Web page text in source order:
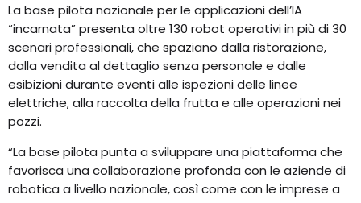
La base pilota nazionale per le applicazioni dell’IA
“incarnata” presenta oltre 130 robot operativi in più di 30
scenari professionali, che spaziano dalla ristorazione,
dalla vendita al dettaglio senza personale e dalle
esibizioni durante eventi alle ispezioni delle linee
elettriche, alla raccolta della frutta e alle operazioni nei
pozzi.
“La base pilota punta a sviluppare una piattaforma che
favorisca una collaborazione profonda con le aziende di
robotica a livello nazionale, così come con le imprese a